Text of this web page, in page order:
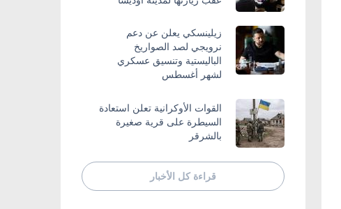
زيلينسكي يعلن عن دعم
نرويجي لصد الصواريخ
الباليستية وتنسيق عسكري
لشهر أغسطس
القوات الأوكرانية تعلن استعادة
السيطرة على قرية صغيرة
بالشرقر
قراءة كل الأخبار